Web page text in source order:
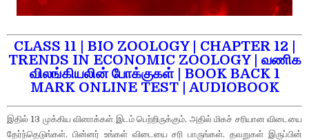
CLASS 11 | BIO ZOOLOGY | CHAPTER 12 |
TRENDS IN ECONOMIC ZOOLOGY | வணிக
விலங்கியலின் போக்குகள் | BOOK BACK 1
MARK ONLINE TEST | AUDIOBOOK
இதில் 13 முக்கிய வினாக்கள் இடம் பெற்றிருக்கும். அதில் மிகச் சரியான விடையை
தேர்ந்தெடுங்கள். பின்னர் உங்கள் விடையை சரி பாருங்கள். தவறுகள் இருப்பின்